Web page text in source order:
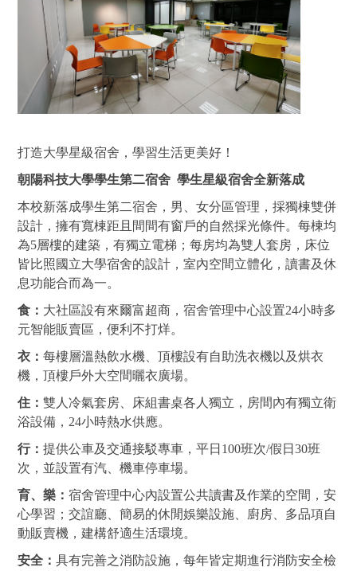
打造大學星級宿舍，學習生活更美好！
朝陽科技大學學生第二宿舍 學生星級宿舍全新落成
本校新落成學生第二宿舍，男、女分區管理，採獨棟雙併
設計，擁有寬棟距且間間有窗戶的自然採光條件。每棟均
為5層樓的建築，有獨立電梯；每房均為雙人套房，床位
皆比照國立大學宿舍的設計，室內空間立體化，讀書及休
息功能合而為一。
食： 大社區設有來爾富超商，宿舍管理中心設置24小時多
元智能販賣區，便利不打烊。
衣： 每樓層溫熱飲水機、頂樓設有自助洗衣機以及烘衣
機，頂樓戶外大空間曬衣廣場。
住： 雙人冷氣套房、床組書桌各人獨立，房間內有獨立衛
浴設備，24小時熱水供應。
行： 提供公車及交通接駁專車，平日100班次/假日30班
次，並設置有汽、機車停車場。
育、樂： 宿舍管理中心內設置公共讀書及作業的空間，安
心學習；交誼廳、簡易的休閒娛樂設施、廚房、多品項自
動販賣機，建構舒適生活環境。
安全： 具有完善之消防設施，每年皆定期進行消防安全檢